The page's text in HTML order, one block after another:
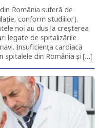
România suferă de
conform studiilor).
noi au dus la creșterea
legate de spitalizările
Insuficiența cardiacă
spitalele din România și […]